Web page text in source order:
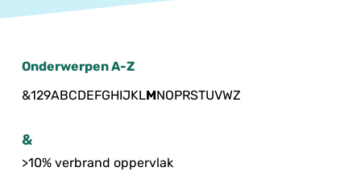
Onderwerpen A-Z
&129ABCDEFGHIJKLMNOPRSTUVWZ
&
>10% verbrand oppervlak